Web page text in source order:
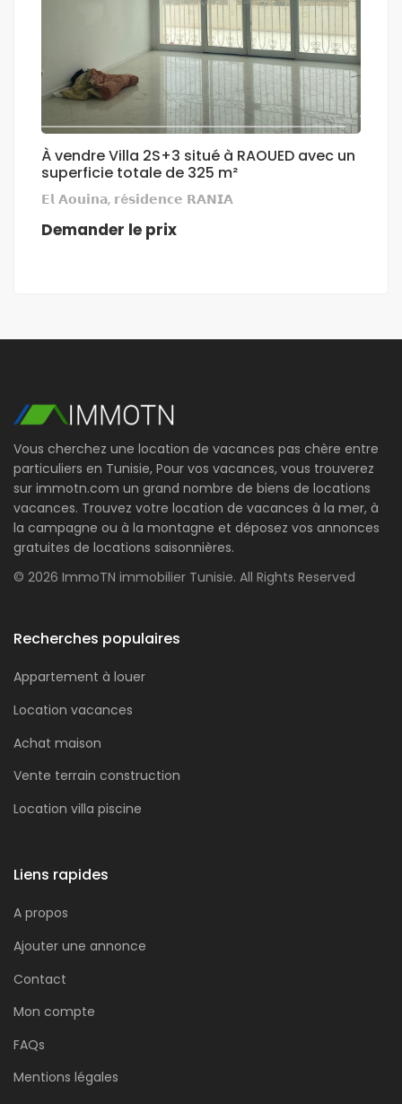
À vendre Villa 2S+3 situé à RAOUED avec un
superficie totale de 325 m²
𝗘𝗹 𝗔𝗼𝘂𝗶𝗻𝗮, 𝗿é𝘀𝗶𝗱𝗲𝗻𝗰𝗲 𝗥𝗔𝗡𝗜𝗔
Demander le prix
Vous cherchez une location de vacances pas chère entre
particuliers en Tunisie, Pour vos vacances, vous trouverez
sur immotn.com un grand nombre de biens de locations
vacances. Trouvez votre location de vacances à la mer, à
la campagne ou à la montagne et déposez vos annonces
gratuites de locations saisonnières.
© 2026 ImmoTN immobilier Tunisie. All Rights Reserved
Recherches populaires
Appartement à louer
Location vacances
Achat maison
Vente terrain construction
Location villa piscine
Liens rapides
A propos
Ajouter une annonce
Contact
Mon compte
FAQs
Mentions légales